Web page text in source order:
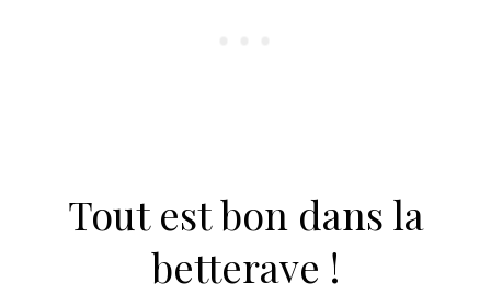
Tout est bon dans la
betterave !